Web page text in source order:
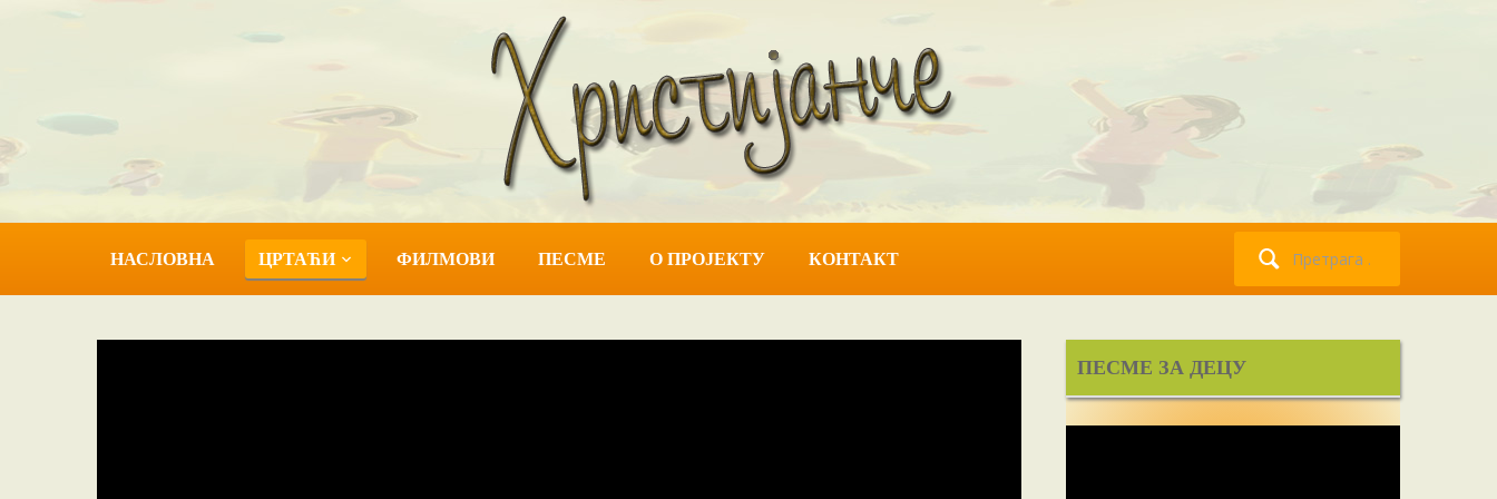
НАСЛОВНА ЦРТАЋИ ФИЛМОВИ ПЕСМЕ О ПРОЈЕКТУ КОНТАКТ
ПЕСМЕ ЗА ДЕЦУ